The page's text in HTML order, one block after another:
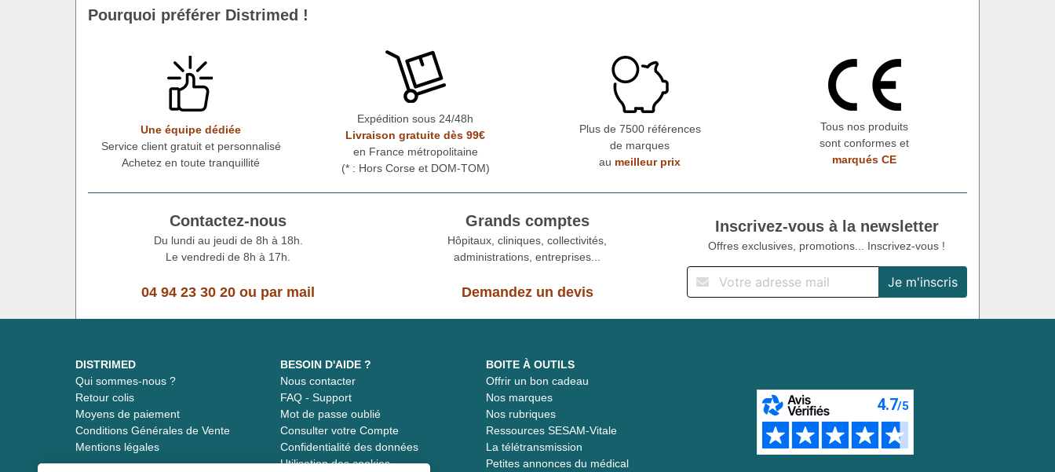
Pourquoi préférer Distrimed !
Une équipe dédiée
Service client gratuit et personnalisé
Achetez en toute tranquillité
Expédition sous 24/48h
Livraison gratuite dès 99€
en France métropolitaine
(* : Hors Corse et DOM-TOM)
Plus de 7500 références
de marques
au meilleur prix
Tous nos produits
sont conformes et
marqués CE
Contactez-nous
Du lundi au jeudi de 8h à 18h.
Le vendredi de 8h à 17h.
04 94 23 30 20 ou par mail
Grands comptes
Hôpitaux, cliniques, collectivités,
administrations, entreprises...
Demandez un devis
Inscrivez-vous à la newsletter
Offres exclusives, promotions... Inscrivez-vous !
DISTRIMED
Qui sommes-nous ?
Retour colis
Moyens de paiement
Conditions Générales de Vente
Mentions légales
BESOIN D'AIDE ?
Nous contacter
FAQ - Support
Mot de passe oublié
Consulter votre Compte
Confidentialité des données
Utilisation des cookies
BOITE À OUTILS
Offrir un bon cadeau
Nos marques
Nos rubriques
Ressources SESAM-Vitale
La télétransmission
Petites annonces du médical